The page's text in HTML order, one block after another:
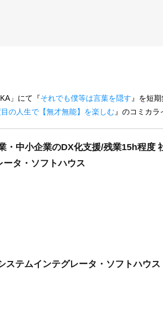
」にて『それでも僕等は言葉を隠す 』を短
の人生で【無才無能】を楽しむ 』のコミカラ
・中小企業のDX化支援/残業15h程度
タ・ソフトハウス
ステムインテグレータ・ソフトハウス